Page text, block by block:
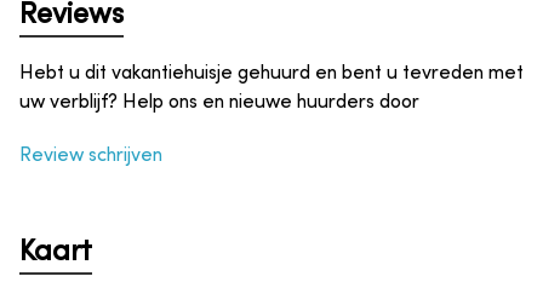
Reviews
Hebt u dit vakantiehuisje gehuurd en bent u tevreden met
uw verblijf? Help ons en nieuwe huurders door
Review schrijven
Kaart